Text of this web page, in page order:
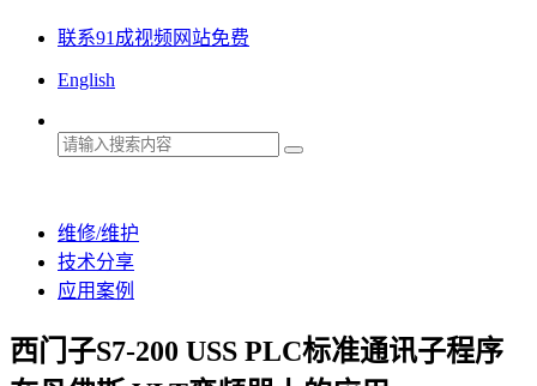
联系91成视频网站免费
English
维修/维护
技术分享
应用案例
西门子S7-200 USS PLC标准通讯子程序